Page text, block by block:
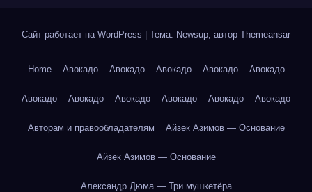
Сайт работает на WordPress Тема: Newsup, автор Themeansar
Home Авокадо Авокадо Авокадо Авокадо Авокадо
Авокадо Авокадо Авокадо Авокадо Авокадо Авокадо
Авторам и правообладателям Айзек Азимов — Основание
Айзек Азимов — Основание
Александр Дюма — Три мушкетёра